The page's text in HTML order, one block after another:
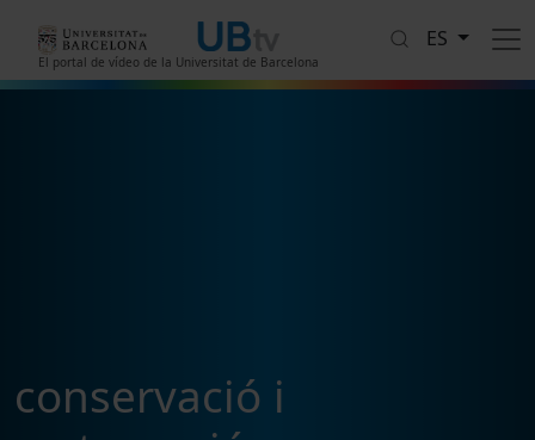
El portal de vídeo de la Universitat de Barcelona
ES
conservació i